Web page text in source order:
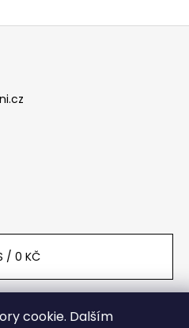
cookie. Dalším
/ 0 KČ